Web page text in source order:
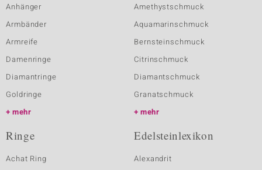
Anhänger
Armbänder
Armreife
Damenringe
Diamantringe
Goldringe
mehr
Amethystschmuck
Aquamarinschmuck
Bernsteinschmuck
Citrinschmuck
Diamantschmuck
Granatschmuck
mehr
Ringe
Achat Ring
Edelsteinlexikon
Alexandrit